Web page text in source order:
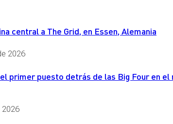
central a The Grid, en Essen, Alemania
2026
el primer puesto detrás de las Big Four en
2026